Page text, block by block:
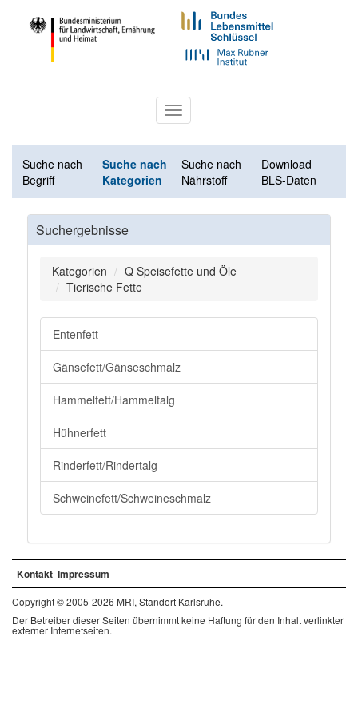
Toggle
navigation
Suche nach
Begriff
Suche nach
Kategorien
Suche nach
Nährstoff
Download
BLS-Daten
Suchergebnisse
Kategorien
Q Speisefette und Öle
Tierische Fette
Entenfett
Gänsefett/Gänseschmalz
Hammelfett/Hammeltalg
Hühnerfett
Rinderfett/Rindertalg
Schweinefett/Schweineschmalz
Kontakt Impressum
Copyright © 2005-2026 MRI, Standort Karlsruhe.
Der Betreiber dieser Seiten übernimmt keine Haftung für den Inhalt verlinkter
externer Internetseiten.